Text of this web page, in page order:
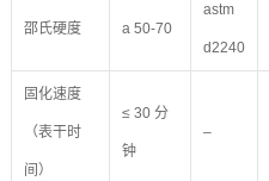
邵氏硬度 a 50-70
astm
d2240
固化速度
（表干时
间）
≤ 30 分
钟
–